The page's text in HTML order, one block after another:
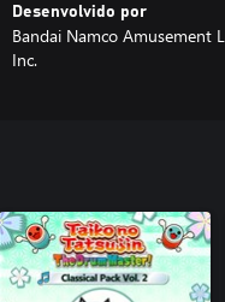
BLOODLINE REBELLION)
(GOD EATER 2)
Pack
OF WANO, música-tema)
Desenvolvido por
Bandai Namco Amusement
Inc.